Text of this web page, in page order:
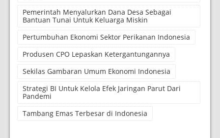
Pemerintah Menyalurkan Dana Desa Sebagai
Bantuan Tunai Untuk Keluarga Miskin
Pertumbuhan Ekonomi Sektor Perikanan Indonesia
Produsen CPO Lepaskan Ketergantungannya
Sekilas Gambaran Umum Ekonomi Indonesia
Strategi BI Untuk Kelola Efek Jaringan Parut Dari
Pandemi
Tambang Emas Terbesar di Indonesia